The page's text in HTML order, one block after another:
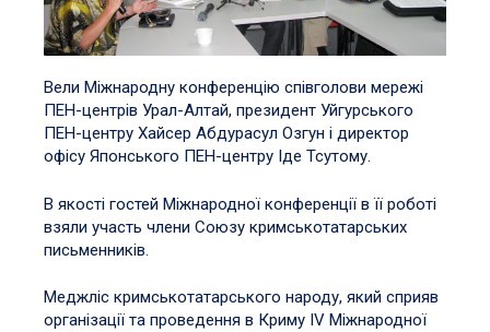
Вели Міжнародну конференцію співголови мережі
ПЕН-центрів Урал-Алтай, президент Уйгурського
ПЕН-центру Хайсер Абдурасул Озгун і директор
офісу Японського ПЕН-центру Іде Тсутому.
В якості гостей Міжнародної конференції в її роботі
взяли участь члени Союзу кримськотатарських
письменників.
Меджліс кримськотатарського народу, який сприяв
організації та проведення в Криму IV Міжнародної